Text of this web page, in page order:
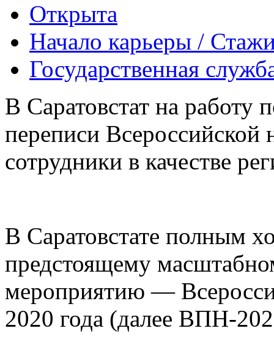
Открыта
Начало карьеры /
Государственная
В Саратовстат на работу
переписи Всероссийской
сотрудники в качестве
В Саратовстате полным
предстоящему
мероприятию —
2020 года (далее ВПН-